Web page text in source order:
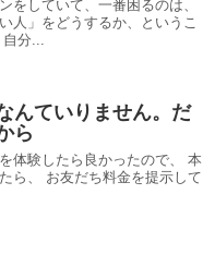
をしていて、一番困るのは、
人」をどうするか、というこ
自分...
んていりません。だ
ら
体験したら良かったので、 本
ら、 お友だち料金を提示して